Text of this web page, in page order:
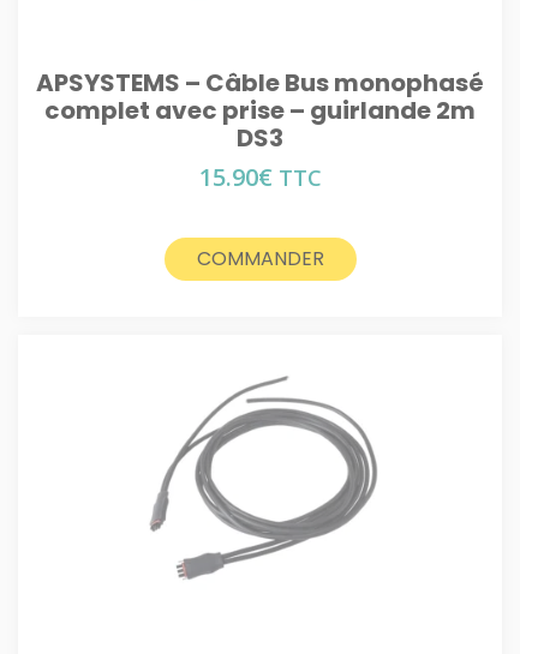
APSYSTEMS – Câble Bus monophasé
complet avec prise – guirlande 2m
DS3
15.90€ TTC
COMMANDER